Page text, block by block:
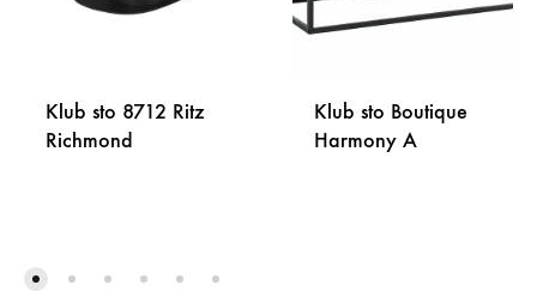
Klub sto 8712 Ritz
Richmond
Klub sto Boutique
Harmony A